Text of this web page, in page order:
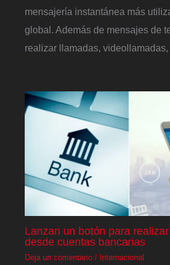
mensajería instantánea más
global. Además de mensajes de
realizar llamadas,
Lanzan un botón para
desde cuentas bancarias
Deja un comentario / Internacional